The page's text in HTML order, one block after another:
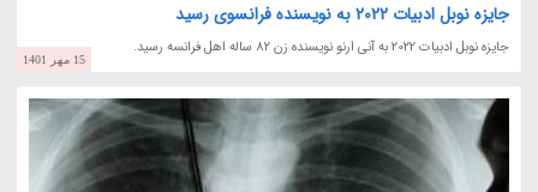
جایزه نوبل ادبیات 2022 به نویسنده فرانسوی رسید
جایزه نوبل ادبیات 2022 به آنی ارنو نویسنده زن 82 ساله اهل فرانسه رسید.
15 مهر 1401